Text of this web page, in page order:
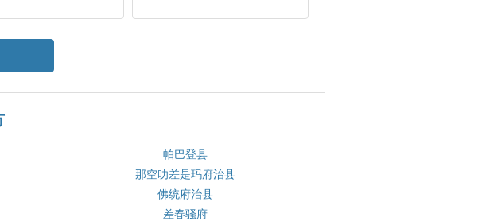
帕巴登县
那空叻差是玛府治县
佛统府治县
差春骚府